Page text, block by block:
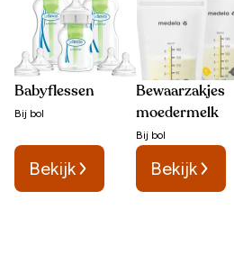
Babyflessen
Bij bol
Bekijk
Bewaarzakjes
moedermelk
Bij bol
Bekijk